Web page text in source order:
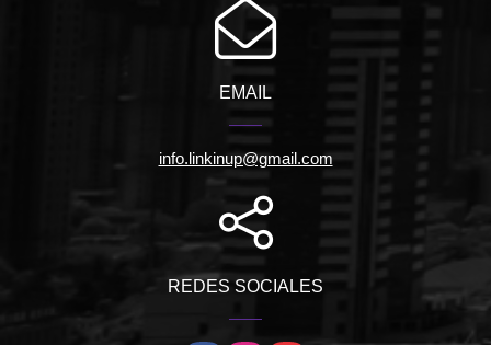
EMAIL
info.linkinup@gmail.com
REDES SOCIALES